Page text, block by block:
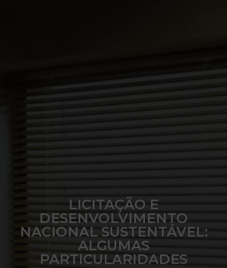
LICITAÇÃO E
DESENVOLVIMENTO
NACIONAL SUSTENTÁVEL:
ALGUMAS
PARTICULARIDADES